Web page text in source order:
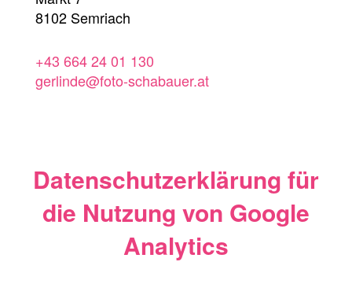
8102 Semriach
+43 664 24 01 130
gerlinde@foto-schabauer.at
Datenschutzerklärung für
die Nutzung von Google
Analytics